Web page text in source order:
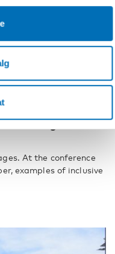
Nordic region to
At the conference
examples of inclusive